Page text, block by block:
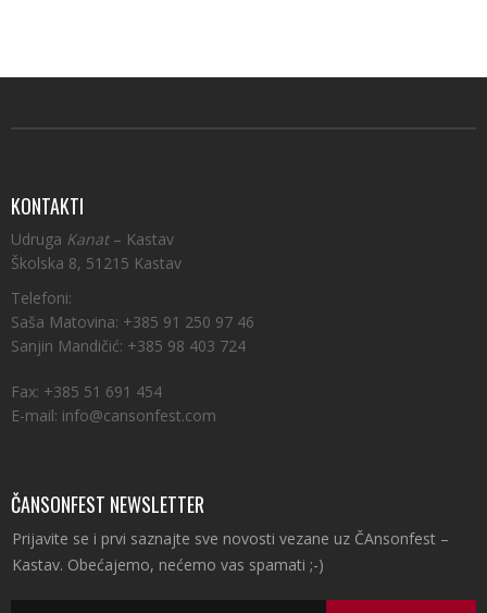
KONTAKTI
Udruga Kanat– Kastav
Školska 8, 51215 Kastav
Telefoni:
Saša Matovina: +385 91 250 97 46
Sanjin Mandičić: +385 98 403 724
Fax: +385 51 691 454
E-mail: info@cansonfest.com
ČANSONFEST NEWSLETTER
Prijavite se i prvi saznajte sve novosti vezane uz ČAnsonfest –
Kastav. Obećajemo, nećemo vas spamati ;-)